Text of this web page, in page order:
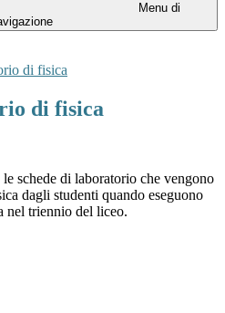
Menu di
di fisica
di fisica
schede di laboratorio che vengono
dagli studenti quando eseguono
nel triennio del liceo.